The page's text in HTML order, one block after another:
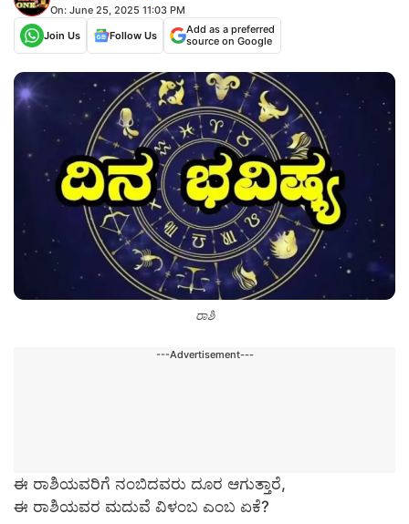
On: June 25, 2025 11:03 PM
Join Us
Follow Us
Add as a preferred
source on Google
ರಾಶಿ
---Advertisement---
ಈ ರಾಶಿಯವರಿಗೆ ನಂಬಿದವರು ದೂರ ಆಗುತ್ತಾರೆ,
ಈ ರಾಶಿಯವರ ಮದುವೆ ವಿಳಂಬ ಎಂಬ ಏಕೆ?